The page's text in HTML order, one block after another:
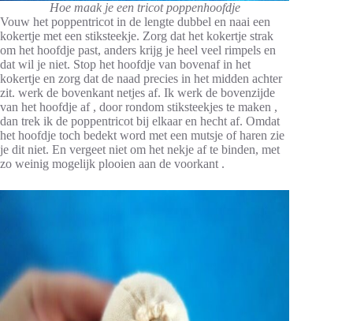
Hoe maak je een tricot poppenhoofdje
Vouw het poppentricot in de lengte dubbel en naai een
kokertje met een stiksteekje. Zorg dat het kokertje strak
om het hoofdje past, anders krijg je heel veel rimpels en
dat wil je niet. Stop het hoofdje van bovenaf in het
kokertje en zorg dat de naad precies in het midden achter
zit. werk de bovenkant netjes af. Ik werk de bovenzijde
van het hoofdje af , door rondom stiksteekjes te maken ,
dan trek ik de poppentricot bij elkaar en hecht af. Omdat
het hoofdje toch bedekt word met een mutsje of haren zie
je dit niet. En vergeet niet om het nekje af te binden, met
zo weinig mogelijk plooien aan de voorkant .